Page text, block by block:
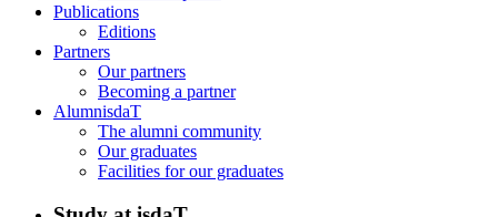
Publications
Editions
Partners
Our partners
Becoming a partner
AlumnisdaT
The alumni community
Our graduates
Facilities for our graduates